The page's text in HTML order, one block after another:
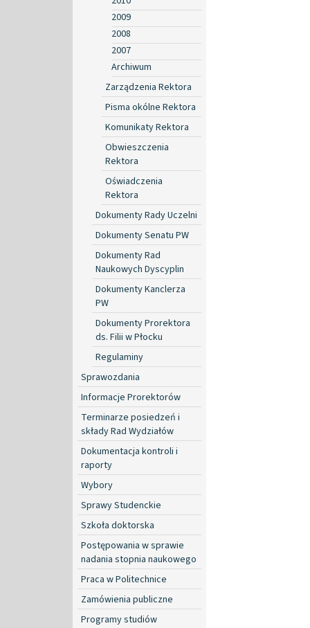
2009
2008
2007
Archiwum
Zarządzenia Rektora
Pisma okólne Rektora
Komunikaty Rektora
Obwieszczenia
Rektora
Oświadczenia
Rektora
Dokumenty Rady Uczelni
Dokumenty Senatu PW
Dokumenty Rad
Naukowych Dyscyplin
Dokumenty Kanclerza
PW
Dokumenty Prorektora
ds. Filii w Płocku
Regulaminy
Sprawozdania
Informacje Prorektorów
Terminarze posiedzeń i
składy Rad Wydziałów
Dokumentacja kontroli i
raporty
Wybory
Sprawy Studenckie
Szkoła doktorska
Postępowania w sprawie
nadania stopnia naukowego
Praca w Politechnice
Zamówienia publiczne
Programy studiów